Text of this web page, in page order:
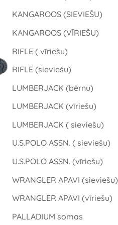
KANGAROOS (SIEVIEŠU)
KANGAROOS (VĪRIEŠU)
RIFLE ( vīriešu)
RIFLE (sieviešu)
LUMBERJACK (bērnu)
LUMBERJACK (vīriešu)
LUMBERJACK ( sieviešu)
U.S.POLO ASSN. ( sieviešu)
U.S.POLO ASSN. (vīriešu)
WRANGLER APAVI (sieviešu)
WRANGLER APAVI (vīriešu)
PALLADIUM somas